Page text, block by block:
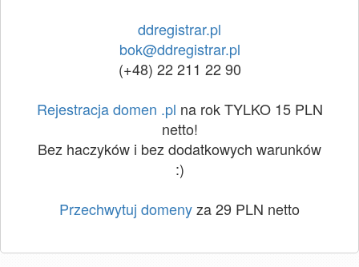
ddregistrar.pl
bok@ddregistrar.pl
(+48) 22 211 22 90
Rejestracja domen .pl na rok TYLKO 15 PLN
netto!
Bez haczyków i bez dodatkowych warunków
:)
Przechwytuj domenyza 29 PLN netto